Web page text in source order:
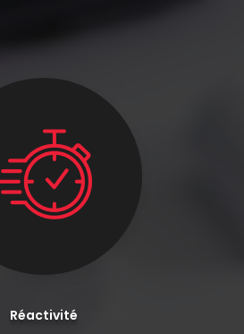
Réactivité